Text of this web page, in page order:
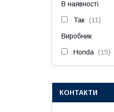
В наявності
Так 11
Виробник
Honda 15
КОНТАКТИ